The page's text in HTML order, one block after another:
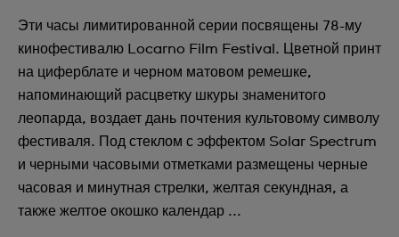
Эти часы лимитированной серии посвящены 78-му
кинофестивалю Locarno Film Festival. Цветной принт
на циферблате и черном матовом ремешке,
напоминающий расцветку шкуры знаменитого
леопарда, воздает дань почтения культовому символу
фестиваля. Под стеклом с эффектом Solar Spectrum
и черными часовыми отметками размещены черные
часовая и минутная стрелки, желтая секундная, а
также желтое окошко календар ...